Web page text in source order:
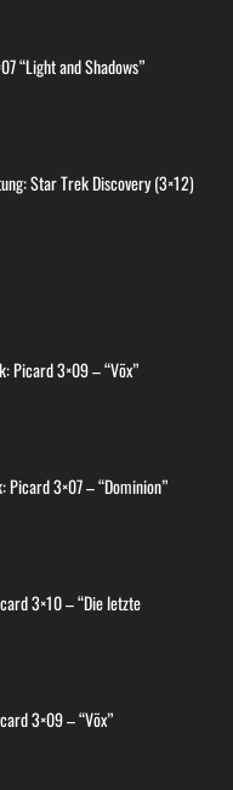
“Light and Shadows”
Star Trek Discovery (3×12)
Picard 3×09 – “Võx”
Picard 3×07 – “Dominion”
3×10 – “Die letzte
3×09 – “Võx”